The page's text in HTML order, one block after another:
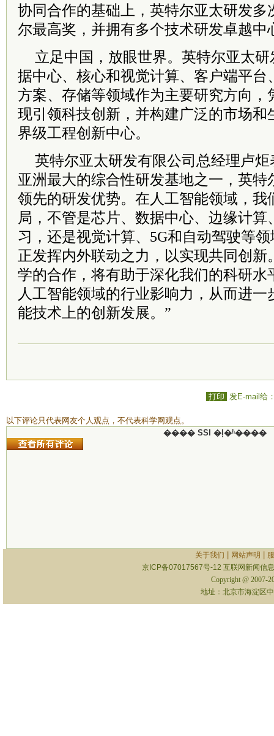
协同合作的基础上，英特尔亚太研发多
尔最高奖，并拥有多个技术研发卓越中
立足中国，放眼世界。英特尔亚太
据中心、核心和视觉计算、客户端平台
方案、存储等领域作为主要研究方向，
现引领科技创新，并构建广泛的市场和
界级工程创新中心。
英特尔亚太研发有限公司总经理卢
亚洲最大的综合性研发基地之一，英特
领先的研发优势。在人工智能领域，我
局，不管是芯片、数据中心、边缘计算
习，还是视觉计算、5G和自动驾驶等
正发挥内外联动之力，以实现共同创新
学的合作，将有助于深化我们的科研水
人工智能领域的行业影响力，从而进
能技术上的创新发展。”
打印 发E-mail给
以下评论只代表网友个人观点，不代表科学网观点。
���� SSI �ļ�ʱ����
关于我们 网站声明
京ICP备07017567号-12 互联网新闻信
Copyright @ 2007-
地址：北京市海淀区